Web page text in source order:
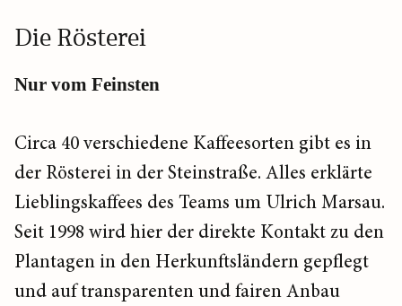
Die Rösterei
Nur vom Feinsten
Circa 40 verschiedene Kaffeesorten gibt es in
der Rösterei in der Steinstraße. Alles erklärte
Lieblingskaffees des Teams um Ulrich Marsau.
Seit 1998 wird hier der direkte Kontakt zu den
Plantagen in den Herkunftsländern gepflegt
und auf transparenten und fairen Anbau